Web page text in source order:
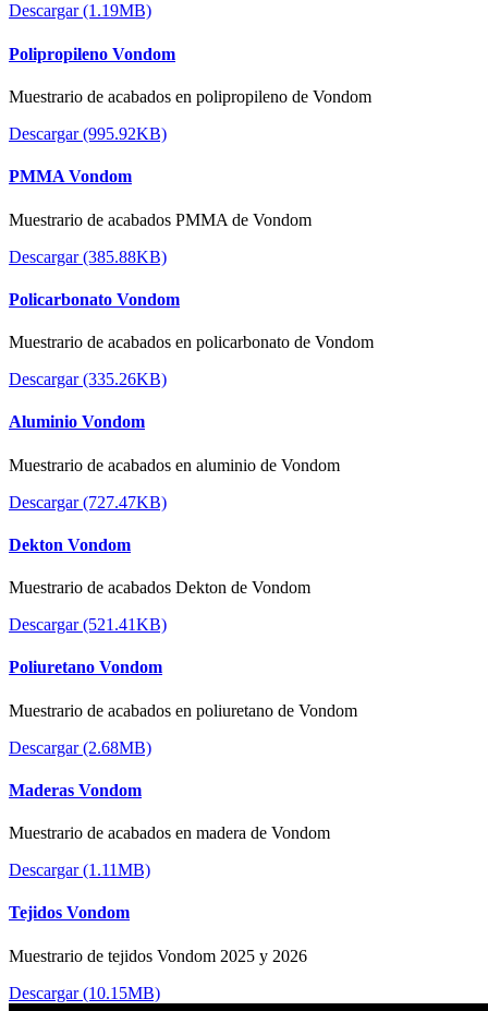
Descargar (1.19MB)
Polipropileno Vondom
Muestrario de acabados en polipropileno de Vondom
Descargar (995.92KB)
PMMA Vondom
Muestrario de acabados PMMA de Vondom
Descargar (385.88KB)
Policarbonato Vondom
Muestrario de acabados en policarbonato de Vondom
Descargar (335.26KB)
Aluminio Vondom
Muestrario de acabados en aluminio de Vondom
Descargar (727.47KB)
Dekton Vondom
Muestrario de acabados Dekton de Vondom
Descargar (521.41KB)
Poliuretano Vondom
Muestrario de acabados en poliuretano de Vondom
Descargar (2.68MB)
Maderas Vondom
Muestrario de acabados en madera de Vondom
Descargar (1.11MB)
Tejidos Vondom
Muestrario de tejidos Vondom 2025 y 2026
Descargar (10.15MB)